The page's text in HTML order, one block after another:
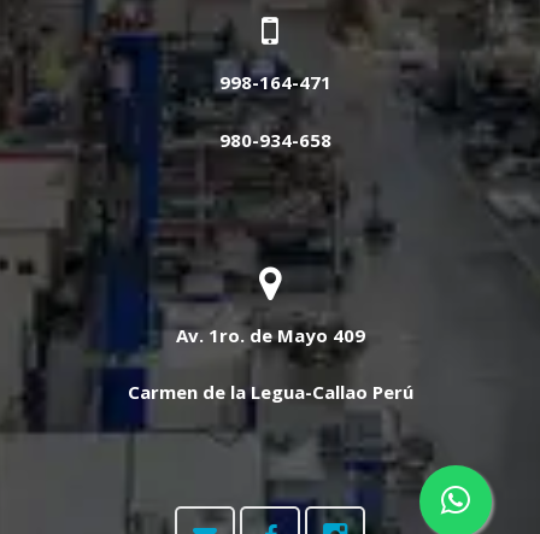
998-164-471
980-934-658
Av. 1ro. de Mayo 409
Carmen de la Legua-Callao Perú